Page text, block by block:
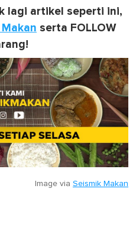
lagi artikel seperti ini,
serta FOLLOW
Image via Seismik Makan